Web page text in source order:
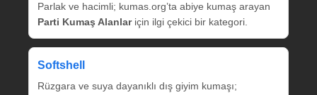
Parlak ve hacimli; kumas.org’ta abiye kumaş arayan
Parti Kumaş Alanlariçin ilgi çekici bir kategori.
Softshell
Rüzgara ve suya dayanıklı dış giyim kumaşı;